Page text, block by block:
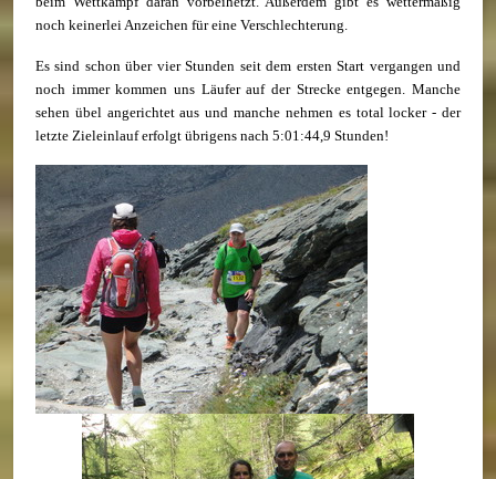
noch keinerlei Anzeichen für eine Verschlechterung.
Es sind schon über vier Stunden seit dem ersten Start vergangen und
noch immer kommen uns Läufer auf der Strecke entgegen. Manche
sehen übel angerichtet aus und manche nehmen es total locker - der
letzte Zieleinlauf erfolgt übrigens nach 5:01:44,9 Stunden!